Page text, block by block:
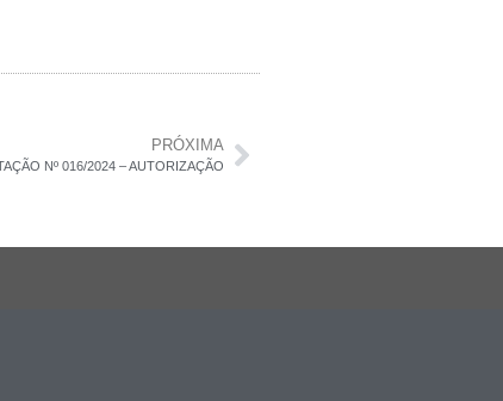
PRÓXIMA
Nº 016/2024 – AUTORIZAÇÃO